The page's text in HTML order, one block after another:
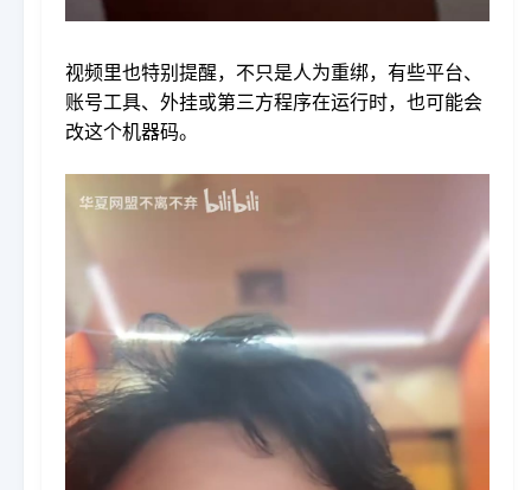
视频里也特别提醒，不只是人为重绑，有些平台、
账号工具、外挂或第三方程序在运行时，也可能会
改这个机器码。